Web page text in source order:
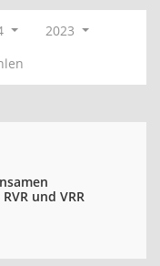
2023
und VRR